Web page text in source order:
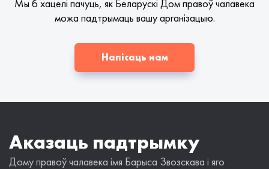
Мы б хацелі пачуць, як Беларускі Дом правоў чалавека
можа падтрымаць вашу арганізацыю.
Напісаць нам
Аказаць падтрымку
Дому правоў чалавека імя Барыса Звозскава і яго